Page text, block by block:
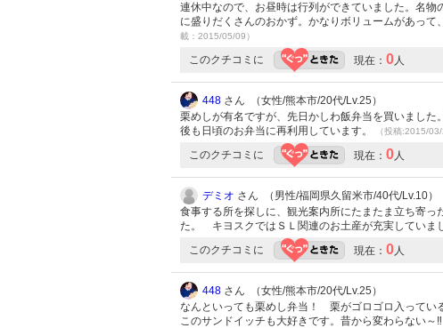
連休中なので、お昼時は行列ができていました。名
に盛りだくさんのおかず。かなりボリュームがあっ
載：2015/05/09）
このクチコミに 現在： 0人
448 さん （女性/熊本市/20代/Lv.25）
栗めしが有名ですが、先日かしわ飯弁当を買いまし
後も日頃のお弁当に再利用しています。
（投稿:2015/
このクチコミに 現在： 0人
デミオ さん （男性/福岡県久留米市/40代/Lv.10）
食事する所を探しに、観光案内所にたまたま立ち寄
た。 キヨスクではＳＬ関連のお土産が充実していま
このクチコミに 現在： 0人
448 さん （女性/熊本市/20代/Lv.25）
なんといっても栗めし弁当！ 栗がゴロゴロ入ってい
このサンドイッチも大好きです。昔から変わらない